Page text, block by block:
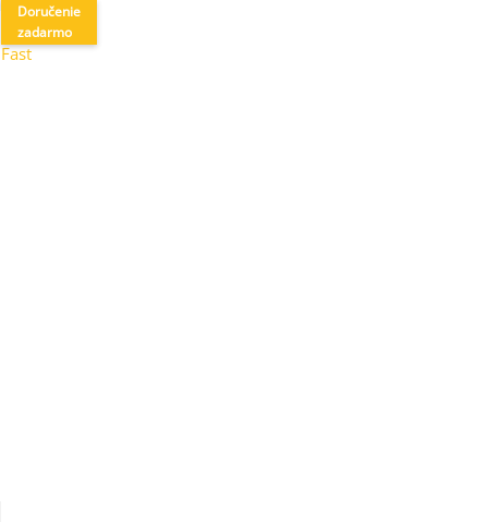
Doručenie
zadarmo